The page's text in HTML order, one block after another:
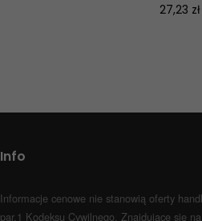
Cena
27,23 zł
Info
Informacje cenowe nie stanowią oferty
par.1 Kodeksu Cywilnego. Znajdujące się